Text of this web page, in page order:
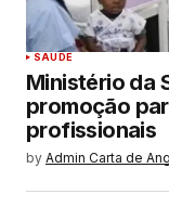
SAUDE
Ministério da
promoção
profissionais
by Admin Carta de